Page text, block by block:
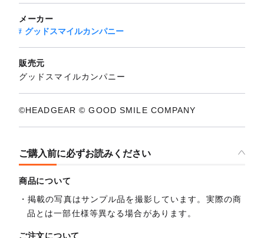
メーカー
グッドスマイルカンパニー
販売元
グッドスマイルカンパニー
©HEADGEAR © GOOD SMILE COMPANY
ご購入前に必ずお読みください
商品について
掲載の写真はサンプル品を撮影しています。実際の商
品とは一部仕様等異なる場合があります。
ご注文について